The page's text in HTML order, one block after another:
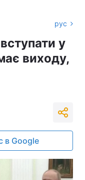
рус
у
виходу,
в Google